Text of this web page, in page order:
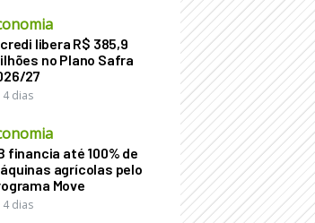
libera R$ 385,9
no Plano Safra
27
4 dias
financia até 100% de
agrícolas pelo
Move
4 dias